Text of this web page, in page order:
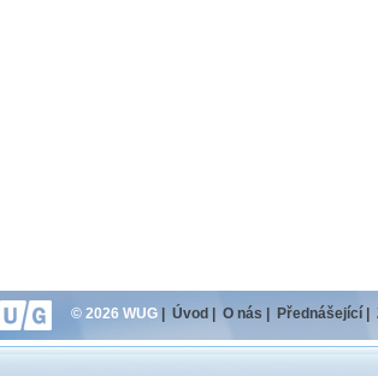
© 2026 WUG Úvod O nás Přednášející